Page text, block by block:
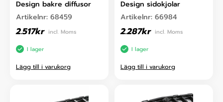
Design bakre diffusor
Artikelnr: 68459
2.517kr incl. Moms
I lager
Lägg till i varukorg
Design sidokjolar
Artikelnr: 66984
2.287kr incl. Moms
I lager
Lägg till i varukorg